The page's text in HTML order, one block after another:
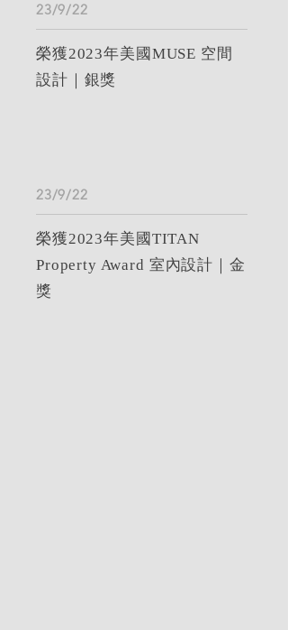
23/9/22
榮獲2023年美國MUSE 空間
設計｜銀獎
23/9/22
榮獲2023年美國TITAN
Property Award 室內設計｜金
獎